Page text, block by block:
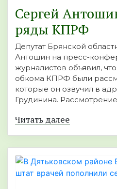
Сергей
ряды КПРФ
Депутат Брянской
Антошин на пресс-
журналистов объявил,
обкома КПРФ были
которые он озвучил в
Грудинина.
Читать далее